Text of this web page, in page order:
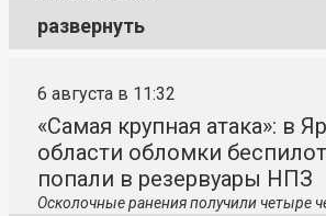
развернуть
6 августа в 11:32
«Самая крупная атака»: в
области обломки
попали в резервуары НПЗ
Осколочные ранения получили четыре